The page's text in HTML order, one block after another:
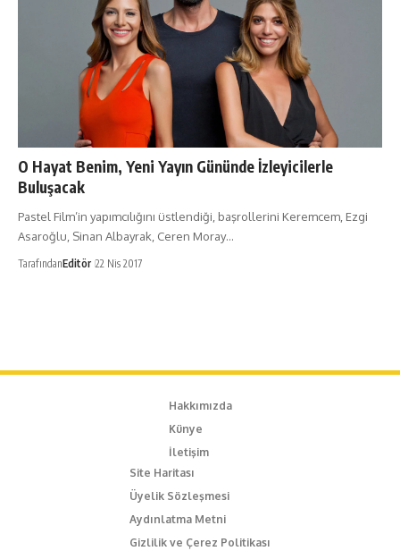
O Hayat Benim, Yeni Yayın Gününde İzleyicilerle
Buluşacak
Pastel Film’in yapımcılığını üstlendiği, başrollerini Keremcem, Ezgi
Asaroğlu, Sinan Albayrak, Ceren Moray…
TarafındanEditör 22 Nis 2017
Hakkımızda
Künye
İletişim
Site Haritası
Üyelik Sözleşmesi
Aydınlatma Metni
Gizlilik ve Çerez Politikası